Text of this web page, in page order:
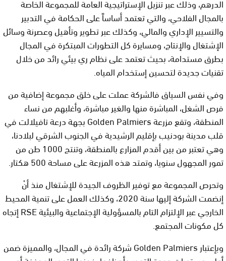
الدرهم، وذلك عبر تنزيل الإستراتيجية العامة للمجموعة الخاصة
بالمجال الفلاحي، والتي تعتمد أساساً على الحكامة في التدبير
والتسيير الإداري والمالي، وكذلك عبر تطوير وتأهيل وعصرنة وسائل
الإشتغال والإنتاج، ومسايرة كل التطورات المبتكرة في المجال
بطرق مستدامة، بحيث تعتمد على نظام ري بيئي رائد من خلال
تقنيات جديدة لتحسين إستخدام المياه.
وفي نفس السياق فالشركة عملت على خلق مجموعة إضافية من
فرص الشغل، المباشرة منها والغير مباشرة، وأغلبهم من نساء
المنطقة، وتقع مزرعة Golden Palmiers بجهة درعة تافيلالت في
قلب مدينة بودنيب بإقليم الرشيدية في الجنوب الشرقي لبلادنا،
وهي تعتبر من بين أقدم المزارع بالمنطقة، وتنتج 1000 طن من
تمور المجهول سنويا، وتمتد هذه المزرعة على مساحة 500 هكتار.
وتحرص المجموعة مع توفير الظروف الجيدة للإشتغال منذ أنْ
إنضمت الشركة إليها سنة 2020، وكذلك العمل على تنمية المحيط
الخارجي عبر الإلتزام التام بالمسؤولية الإجتماعية والبيئية RSE إتجاه
كل مكونات المجتمع.
وبإعتبار Golden Palmiers شركة رائدة في المجال، والمميزة ضمن